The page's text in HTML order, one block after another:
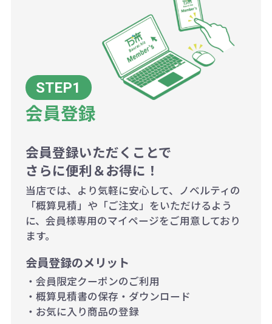
ので、予めご了承ください。
例：200個未満（1式：18,000円）
200個~499個の場合：42円（1個
当たり）
500個~999個の場合：35円（1個
1,000個以上：28円（1個当た
り）
会員登録
会員登録いただくことで
さらに便利＆お得に！
当店では、より気軽に安心して、ノベルティの
「概算見積」や「ご注文」をいただけるよう
に、会員様専用のマイページをご用意しており
ます。
会員登録のメリット
・会員限定クーポンのご利用
・概算見積書の保存・ダウンロード
・お気に入り商品の登録